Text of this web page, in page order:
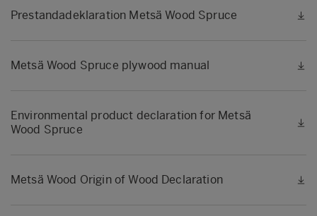
Prestandadeklaration Metsä Wood Spruce
Metsä Wood Spruce plywood manual
Environmental product declaration for Metsä
Wood Spruce
Metsä Wood Origin of Wood Declaration